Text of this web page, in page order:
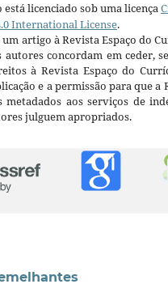
licenciado sob uma licença
International License.
artigo à Revista Espaço do
autores concordam em ceder,
à Revista Espaço do
e a permissão para que a
metadados aos serviços de
julguem apropriados.